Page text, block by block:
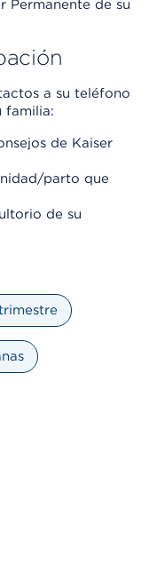
Permanente de su
a su teléfono
familia:
de Kaiser
parto que
de su